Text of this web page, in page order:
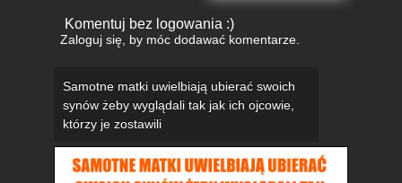
Komentuj bez logowania :)
Zaloguj się, by móc dodawać komentarze.
Samotne matki uwielbiają ubierać swoich
synów żeby wyglądali tak jak ich ojcowie,
którzy je zostawili